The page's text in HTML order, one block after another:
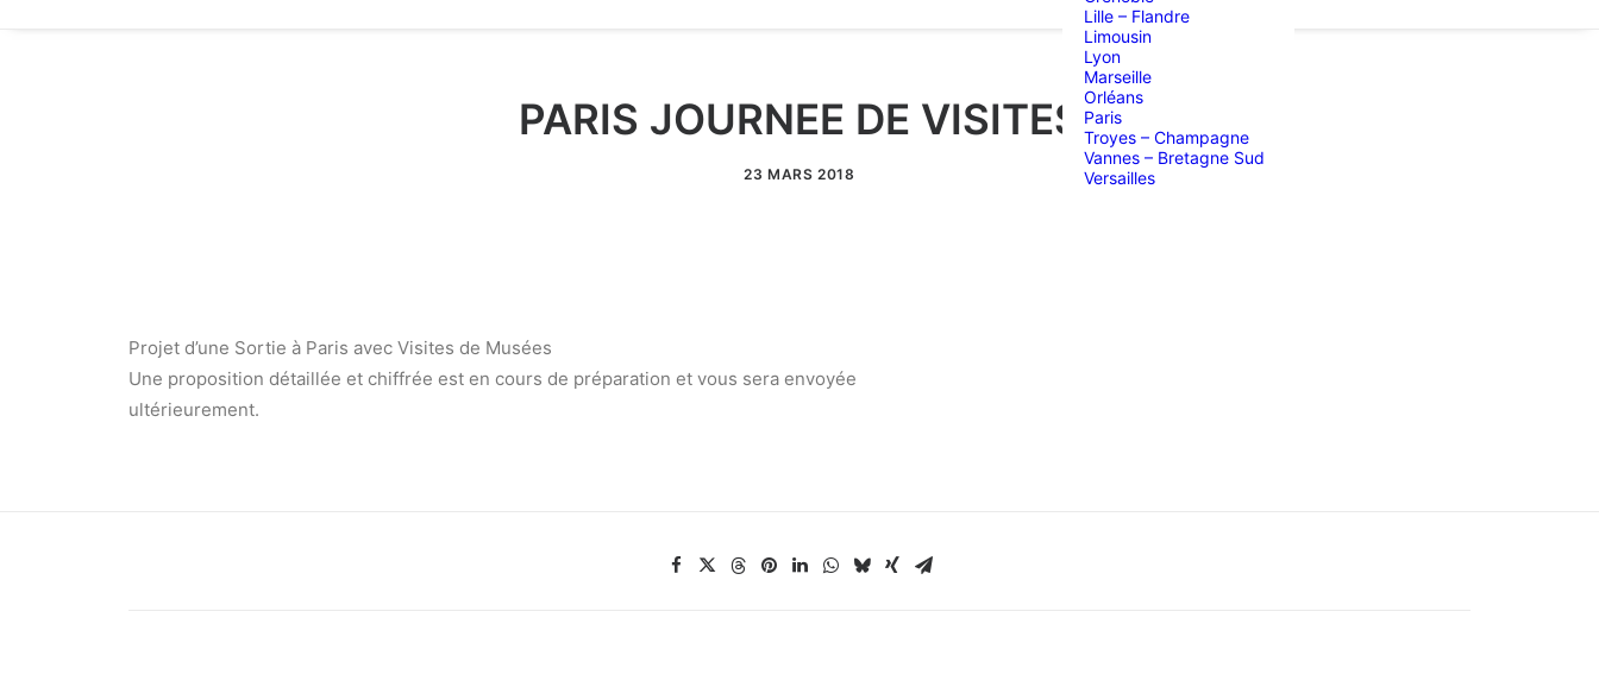
Lille – Flandre
Limousin
Lyon
Marseille
Orléans
Paris
Troyes – Champagne
Vannes – Bretagne Sud
Versailles
PARIS JOURNEE DE VISITES
23 MARS 2018
Projet d’une Sortie à Paris avec Visites de Musées
Une proposition détaillée et chiffrée est en cours de préparation et vous sera envoyée
ultérieurement.